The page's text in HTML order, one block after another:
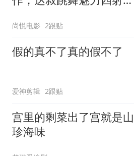
尚悦电影 2跟贴
假的真不了真的假不了
爱神剪辑 2跟贴
宫里的剩菜出了宫就是山
珍海味